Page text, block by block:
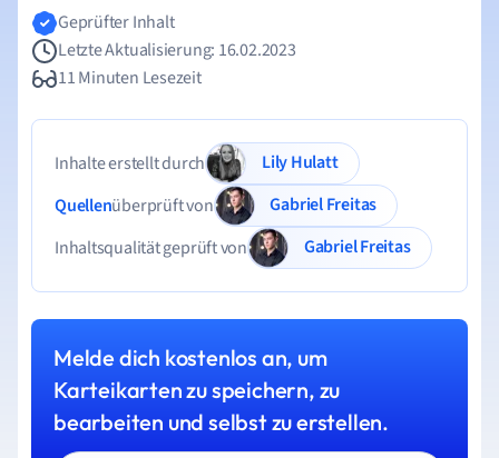
Geprüfter Inhalt
Letzte Aktualisierung: 16.02.2023
11 Minuten Lesezeit
Inhalte erstellt durch
Lily Hulatt
Quellenüberprüft von
Gabriel Freitas
Inhaltsqualität geprüft von
Gabriel Freitas
Melde dich kostenlos an, um
Karteikarten zu speichern, zu
bearbeiten und selbst zu erstellen.